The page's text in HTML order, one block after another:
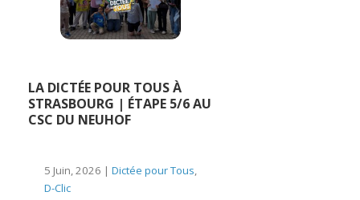
LA DICTÉE POUR TOUS À
STRASBOURG | ÉTAPE 5/6 AU
CSC DU NEUHOF
5 Juin, 2026 | Dictée pour Tous,
D-Clic